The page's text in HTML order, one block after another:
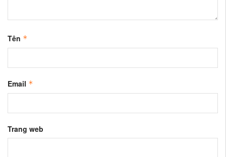
Tên *
Email *
Trang web